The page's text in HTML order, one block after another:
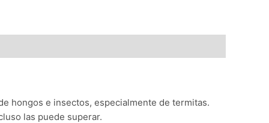
hongos e insectos, especialmente de termitas.
las puede superar.